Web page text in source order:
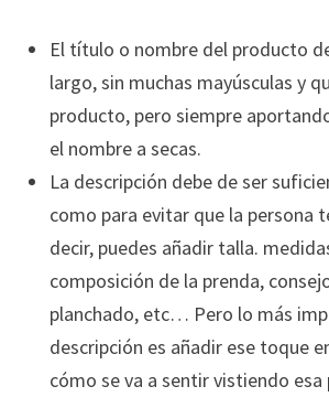
El título o nombre del producto
largo, sin muchas mayúsculas y
producto, pero siempre
el nombre a secas.
La descripción debe de ser
como para evitar que la persona
decir, puedes añadir talla.
composición de la prenda,
planchado, etc… Pero lo más
descripción es añadir ese toque
cómo se va a sentir vistiendo esa